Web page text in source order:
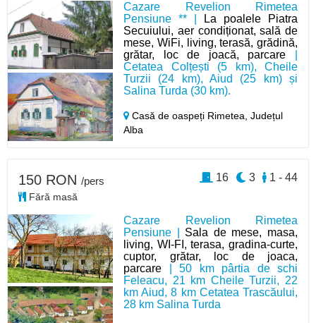
Cazare Revelion Rimetea
Pensiune ** |
La poalele Piatra
Secuiului, aer condiționat, sală de
mese, WiFi, living, terasă, grădină,
grătar, loc de joacă, parcare
Cetatea Colțești (5 km), Cheile
Turzii (24 km), Aiud (25 km) și
Salina Turda (30 km).
Casă de oaspeți Rimetea,Județul
Alba
Cazare Revelion Rimetea
Pensiune | Sala de mese, masa,
living, WI-FI, terasa, gradina-curte,
cuptor, grătar, loc de joaca,
parcare | 50 km pârtia de schi
Feleacu, 21 km Cheile Turzii, 22
km Aiud, 8 km Cetatea Trascăului,
28 km Salina Turda
150 RON /pers
Fără masă
1 - 44
3
16